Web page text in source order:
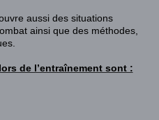
aussi des situations
ainsi que des méthodes,
de l’entraînement sont :